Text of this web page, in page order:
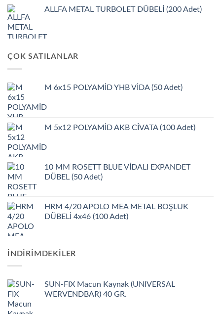
ALLFA METAL TURBOLET DÜBELİ (200 Adet)
ÇOK SATILANLAR
M 6x15 POLYAMİD YHB VİDA (50 Adet)
M 5x12 POLYAMİD AKB CİVATA (100 Adet)
10 MM ROSETT BLUE VİDALI EXPANDET
DÜBEL (50 Adet)
HRM 4/20 APOLO MEA METAL BOŞLUK
DÜBELİ 4x46 (100 Adet)
İNDIRIMDEKILER
SUN-FIX Macun Kaynak (UNIVERSAL
WERVENDBAR) 40 GR.